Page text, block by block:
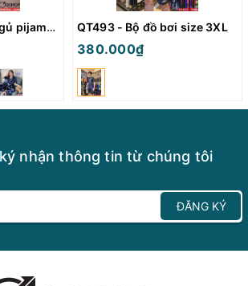
QM0154 - Bộ đồ ngủ pijama nữ QT493 - Bộ đồ bơi size 3XL
380.000₫
nhận thông tin từ chúng tôi
ĐĂNG KÝ